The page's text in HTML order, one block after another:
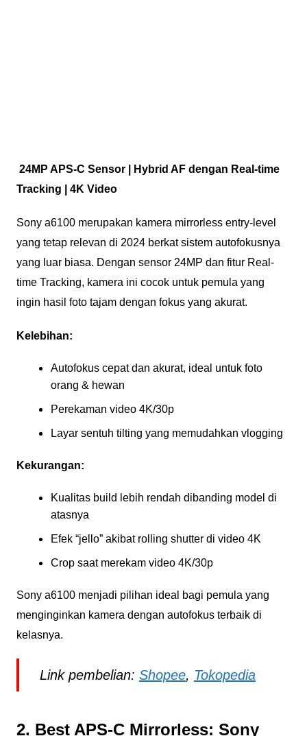
24MP APS-C Sensor | Hybrid AF dengan Real-time
Tracking | 4K Video
Sony a6100 merupakan kamera mirrorless entry-level
yang tetap relevan di 2024 berkat sistem autofokusnya
yang luar biasa. Dengan sensor 24MP dan fitur Real-
time Tracking, kamera ini cocok untuk pemula yang
ingin hasil foto tajam dengan fokus yang akurat.
Kelebihan:
Autofokus cepat dan akurat, ideal untuk foto
orang & hewan
Perekaman video 4K/30p
Layar sentuh tilting yang memudahkan vlogging
Kekurangan:
Kualitas build lebih rendah dibanding model di
atasnya
Efek “jello” akibat rolling shutter di video 4K
Crop saat merekam video 4K/30p
Sony a6100 menjadi pilihan ideal bagi pemula yang
menginginkan kamera dengan autofokus terbaik di
kelasnya.
Link pembelian: Shopee, Tokopedia
2. Best APS-C Mirrorless: Sony